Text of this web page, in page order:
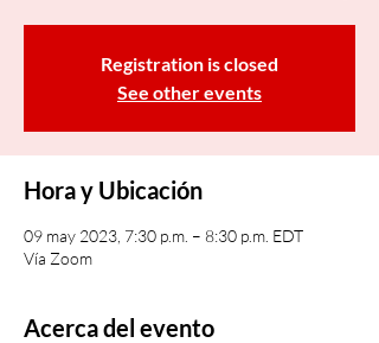
Registration is closed
See other events
Hora y Ubicación
09 may 2023, 7:30 p.m. – 8:30 p.m. EDT
Vía Zoom
Acerca del evento